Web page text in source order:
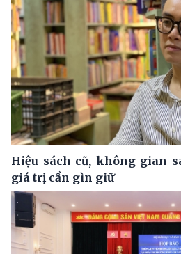
Hiệu sách cũ, không gian
giá trị cần gìn giữ